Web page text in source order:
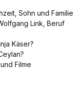
Sohn und Familie
Link, Beruf
Käser?
Filme